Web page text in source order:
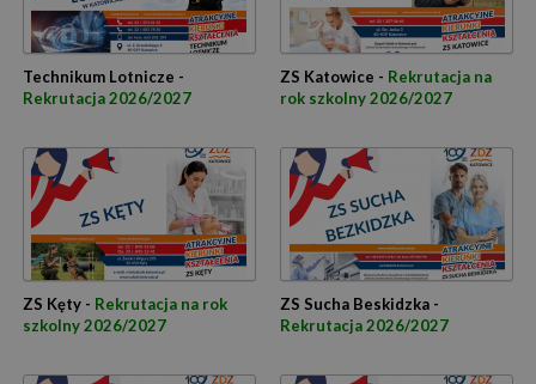
Technikum Lotnicze -
Rekrutacja 2026/2027
ZS Katowice - Rekrutacja na
rok szkolny 2026/2027
ZS Kęty - Rekrutacja na rok
szkolny 2026/2027
ZS Sucha Beskidzka -
Rekrutacja 2026/2027